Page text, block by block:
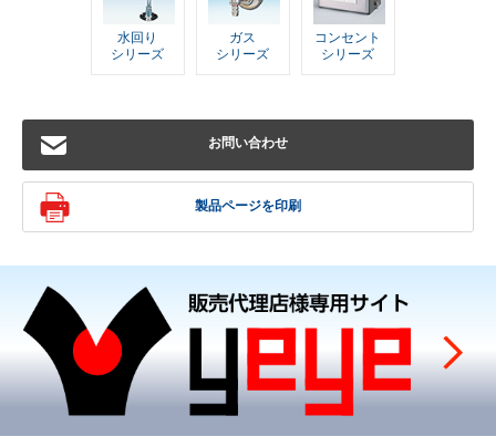
水回り
シリーズ
ガス
シリーズ
コンセント
シリーズ
お問い合わせ
製品ページを印刷